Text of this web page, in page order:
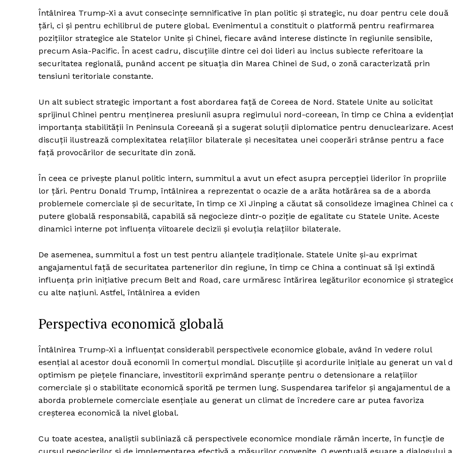
Întâlnirea Trump-Xi a avut consecințe semnificative în plan politic și strategic, nu doar pentru cele două
țări, ci și pentru echilibrul de putere global. Evenimentul a constituit o platformă pentru reafirmarea
pozițiilor strategice ale Statelor Unite și Chinei, fiecare având interese distincte în regiunile sensibile,
precum Asia-Pacific. În acest cadru, discuțiile dintre cei doi lideri au inclus subiecte referitoare la
securitatea regională, punând accent pe situația din Marea Chinei de Sud, o zonă caracterizată prin
tensiuni teritoriale constante.
Un alt subiect strategic important a fost abordarea față de Coreea de Nord. Statele Unite au solicitat
sprijinul Chinei pentru menținerea presiunii asupra regimului nord-coreean, în timp ce China a
importanța stabilității în Peninsula Coreeană și a sugerat soluții diplomatice pentru denuclearizare.
discuții ilustrează complexitatea relațiilor bilaterale și necesitatea unei cooperări strânse pentru a face
față provocărilor de securitate din zonă.
În ceea ce privește planul politic intern, summitul a avut un efect asupra percepției liderilor în propriile
lor țări. Pentru Donald Trump, întâlnirea a reprezentat o ocazie de a arăta hotărârea sa de a aborda
problemele comerciale și de securitate, în timp ce Xi Jinping a căutat să consolideze imaginea Chinei ca
putere globală responsabilă, capabilă să negocieze dintr-o poziție de egalitate cu Statele Unite. Aceste
dinamici interne pot influența viitoarele decizii și evoluția relațiilor bilaterale.
De asemenea, summitul a fost un test pentru alianțele tradiționale. Statele Unite și-au exprimat
angajamentul față de securitatea partenerilor din regiune, în timp ce China a continuat să își extindă
influența prin inițiative precum Belt and Road, care urmăresc întărirea legăturilor economice și
cu alte națiuni. Astfel, întâlnirea a eviden
Perspectiva economică globală
Întâlnirea Trump-Xi a influențat considerabil perspectivele economice globale, având în vedere rolul
esențial al acestor două economii în comerțul mondial. Discuțiile și acordurile inițiale au generat un val
optimism pe piețele financiare, investitorii exprimând speranțe pentru o detensionare a relațiilor
comerciale și o stabilitate economică sporită pe termen lung. Suspendarea tarifelor și angajamentul de a
aborda problemele comerciale esențiale au generat un climat de încredere care ar putea favoriza
creșterea economică la nivel global.
Cu toate acestea, analiștii subliniază că perspectivele economice mondiale rămân incerte, în funcție de